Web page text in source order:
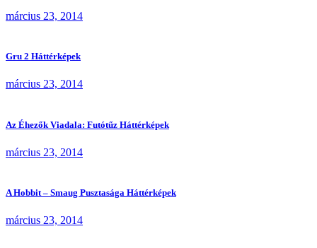
március 23, 2014
Gru 2 Háttérképek
március 23, 2014
Az Éhezők Viadala: Futótűz Háttérképek
március 23, 2014
A Hobbit – Smaug Pusztasága Háttérképek
március 23, 2014